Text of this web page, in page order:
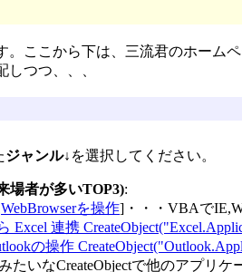
。ここから下は、三流君のホーム
つつ、、、
ジャンル↓を選択してください。
場者が多いTOP3):
を操作]・・・VBAで
Excel 連携
の操作
たいなCreateObjectで他のアプリ